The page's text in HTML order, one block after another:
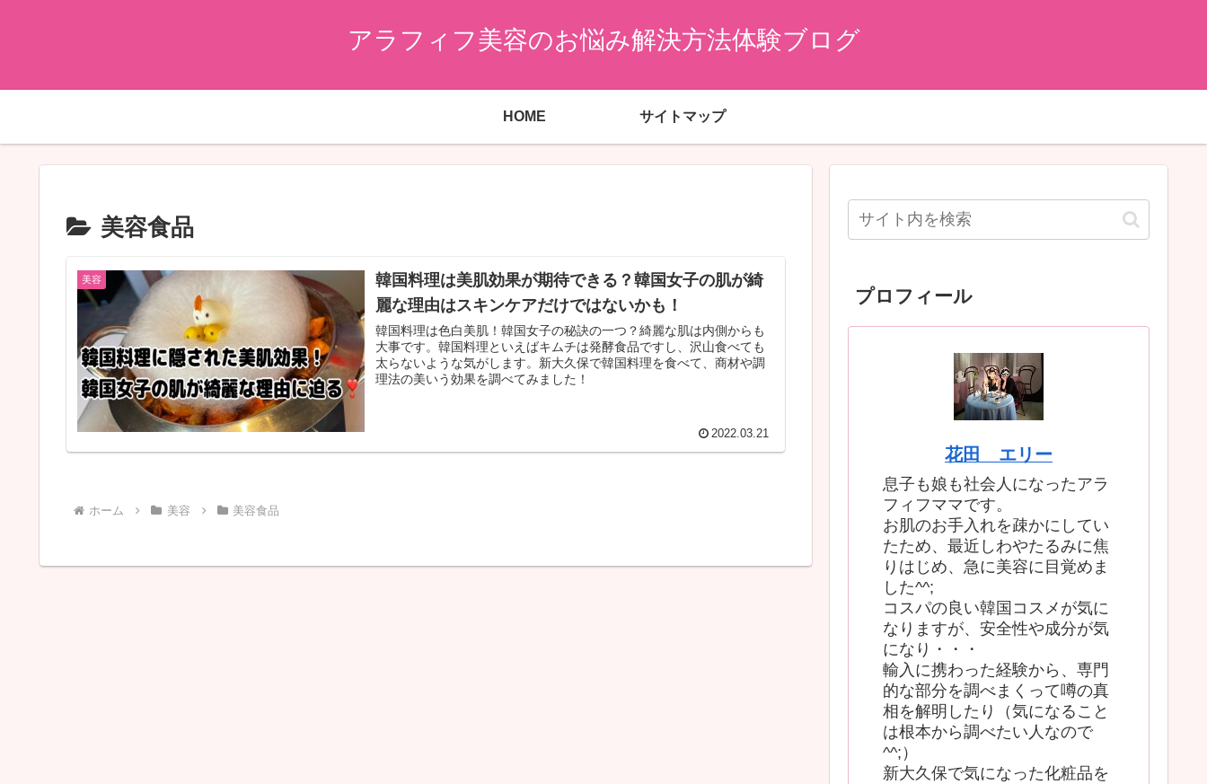
アラフィフ美容のお悩み解決方法体験ブログ
HOME サイトマップ
美容食品
美容
韓国料理は美肌効果が期待できる？韓国女子の肌が綺
麗な理由はスキンケアだけではないかも！
韓国料理は色白美肌！韓国女子の秘訣の一つ？綺麗な肌は内側からも
大事です。韓国料理といえばキムチは発酵食品ですし、沢山食べても
太らないような気がします。新大久保で韓国料理を食べて、商材や調
理法の美いう効果を調べてみました！
2022.03.21
ホーム 美容 美容食品
プロフィール
花田 エリー
息子も娘も社会人になったアラ
フィフママです。
お肌のお手入れを疎かにしてい
たため、最近しわやたるみに焦
りはじめ、急に美容に目覚めま
した^^;
コスパの良い韓国コスメが気に
なりますが、安全性や成分が気
になり・・・
輸入に携わった経験から、専門
的な部分を調べまくって噂の真
相を解明したり（気になること
は根本から調べたい人なので
^^;）
新大久保で気になった化粧品を